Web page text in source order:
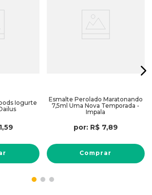
Iogurte
,59
Esmalte Perolado Maratonando
7,5ml Uma Nova Temporada -
Impala
por: R$ 7,89
Comprar